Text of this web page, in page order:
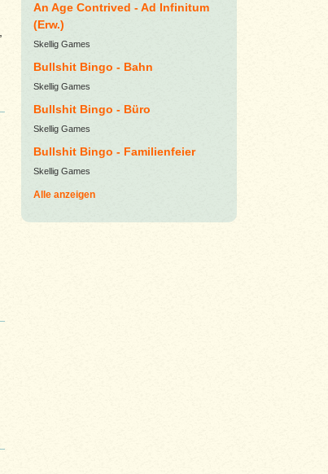
An Age Contrived - Ad Infinitum
(Erw.)
Skellig Games
Bullshit Bingo - Bahn
Skellig Games
Bullshit Bingo - Büro
Skellig Games
Bullshit Bingo - Familienfeier
Skellig Games
Alle anzeigen